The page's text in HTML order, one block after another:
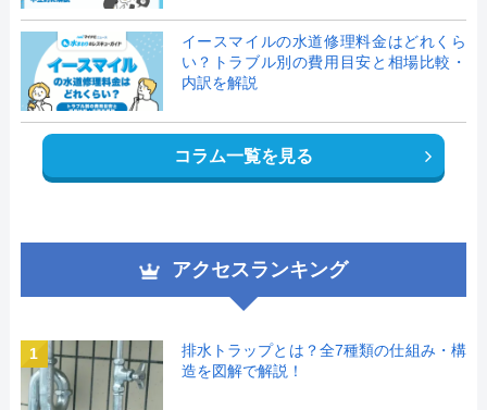
イースマイルの水道修理料金はどれくら
い？トラブル別の費用目安と相場比較・
内訳を解説
コラム一覧を見る
アクセスランキング
1
排水トラップとは？全7種類の仕組み・構
造を図解で解説！